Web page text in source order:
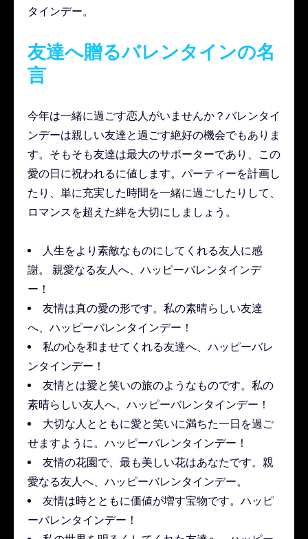
タインデー。
友達へ贈るバレンタインの名
言
今年は一緒に過ごす恋人がいませんか？バレンタイ
ンデーは親しい友達と過ごす絶好の機会でもありま
す。そもそも友達は最大のサポーターであり、この
愛の日に祝われるに値します。パーティーを計画し
たり、単に充実した時間を一緒に過ごしたりして、
ロマンスを超えた絆を大切にしましょう。
人生をより素敵なものにしてくれる友人に感
謝。 親愛なる友人へ、ハッピーバレンタインデ
ー！
友情は真の愛の形です。私の素晴らしい友達
へ、ハッピーバレンタインデー！
私の心を和ませてくれる友達へ、ハッピーバレ
ンタインデー！
友情とは愛と笑いの旅のようなものです。私の
素晴らしい友人へ、ハッピーバレンタインデー！
大切な人とともに愛と笑いに満ちた一日を過ご
せますように。ハッピーバレンタインデー！
友情の花園で、最も美しい花はあなたです。親
愛なる友人へ、ハッピーバレンタインデー。
友情は時とともに価値が増す宝物です。ハッピ
ーバレンタインデー！